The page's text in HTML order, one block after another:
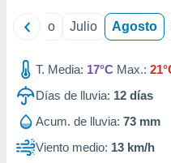
Junio Julio Agosto
T. Media: 17°C Max.:
Días de lluvia: 12 días
Acum. de lluvia: 73 mm
Viento medio: 13 km/h